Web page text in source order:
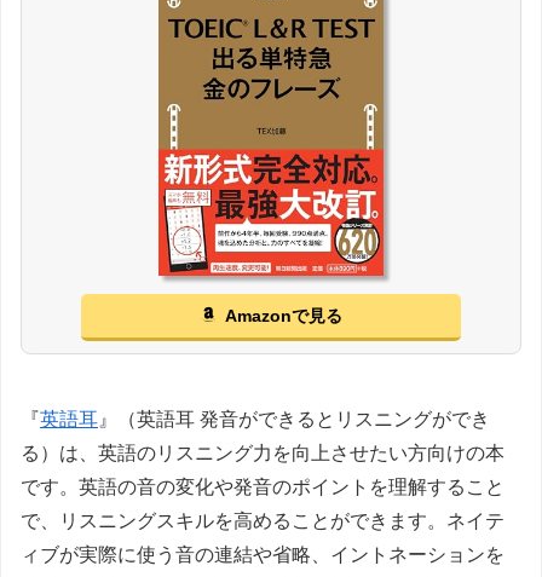
Amazonで見る
『英語耳 』（英語耳 発音ができるとリスニングができ
る）は、英語のリスニング力を向上させたい方向けの本
です。英語の音の変化や発音のポイントを理解すること
で、リスニングスキルを高めることができます。ネイテ
ィブが実際に使う音の連結や省略、イントネーションを